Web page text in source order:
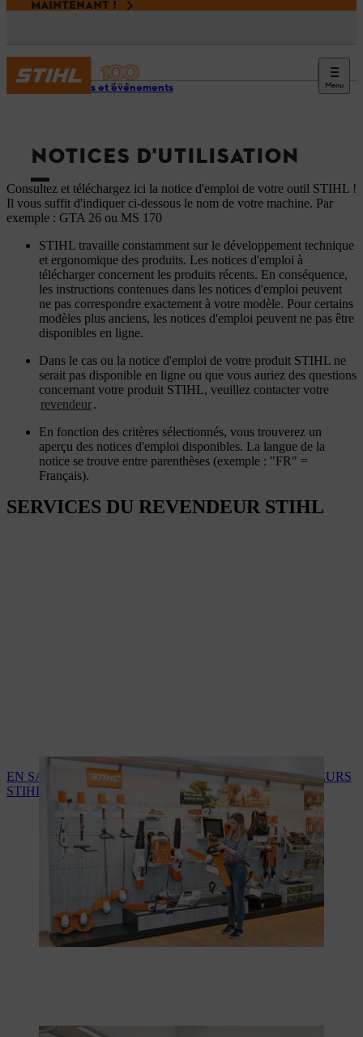
MAINTENANT !
Menu
Services et événements
NOTICES D'UTILISATION
Consultez et téléchargez ici la notice d'emploi de votre outil STIHL !
Il vous suffit d'indiquer ci-dessous le nom de votre machine. Par
exemple : GTA 26 ou MS 170
STIHL travaille constamment sur le développement technique
et ergonomique des produits. Les notices d'emploi à
télécharger concernent les produits récents. En conséquence,
les instructions contenues dans les notices d'emploi peuvent
ne pas correspondre exactement à votre modèle. Pour certains
modèles plus anciens, les notices d'emploi peuvent ne pas être
disponibles en ligne.
Dans le cas ou la notice d'emploi de votre produit STIHL ne
serait pas disponible en ligne ou que vous auriez des questions
concernant votre produit STIHL, veuillez contacter votre
revendeur.
En fonction des critères sélectionnés, vous trouverez un
aperçu des notices d'emploi disponibles. La langue de la
notice se trouve entre parenthèses (exemple : "FR" =
Français).
SERVICES DU REVENDEUR STIHL
EN SAVOIR PLUS SUR LES SERVICES DES REVENDEURS
STIHL